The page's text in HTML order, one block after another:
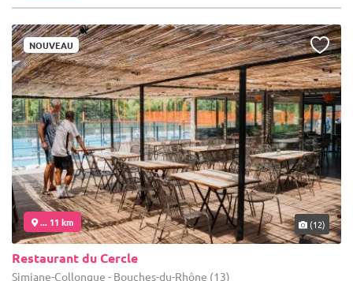
NOUVEAU
... 11 km (12)
Restaurant du Cercle
Simiane-Collongue - Bouches-du-Rhône (13)